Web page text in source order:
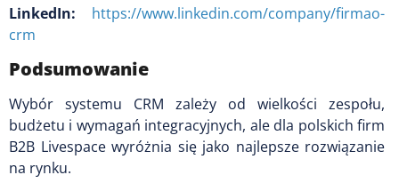
LinkedIn:
https://www.linkedin.com/company/firmao-
crm
Podsumowanie
Wybór systemu CRM zależy od wielkości zespołu,
budżetu i wymagań integracyjnych, ale dla polskich firm
B2B Livespace wyróżnia się jako najlepsze rozwiązanie
na rynku.